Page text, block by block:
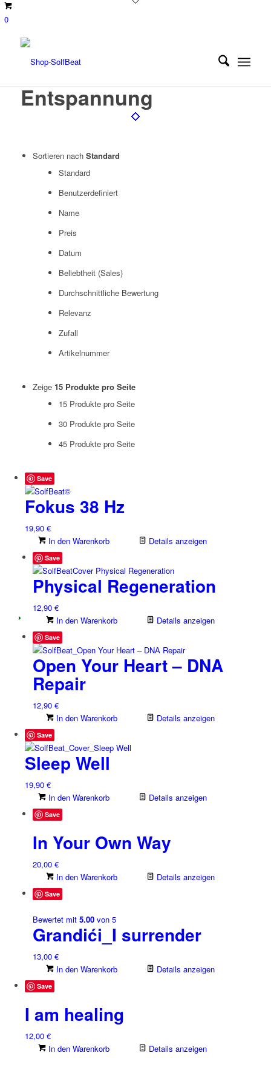
0
Entspannung
Sortieren nach Standard
Standard
Benutzerdefiniert
Name
Preis
Datum
Beliebtheit (Sales)
Durchschnittliche Bewertung
Relevanz
Zufall
Artikelnummer
Zeige 15 Produkte pro Seite
15 Produkte pro Seite
30 Produkte pro Seite
45 Produkte pro Seite
Save
Fokus 38 Hz
19,90 €
In den Warenkorb
Details anzeigen
Save
Physical Regeneration
12,90 €
In den Warenkorb
Details anzeigen
Save
Open Your Heart – DNA
Repair
12,90 €
In den Warenkorb
Details anzeigen
Save
Sleep Well
19,90 €
In den Warenkorb
Details anzeigen
Save
In Your Own Way
20,00 €
In den Warenkorb
Details anzeigen
Save
Bewertet mit 5.00von 5
Grandići_I surrender
13,00 €
In den Warenkorb
Details anzeigen
Save
I am healing
12,00 €
In den Warenkorb
Details anzeigen